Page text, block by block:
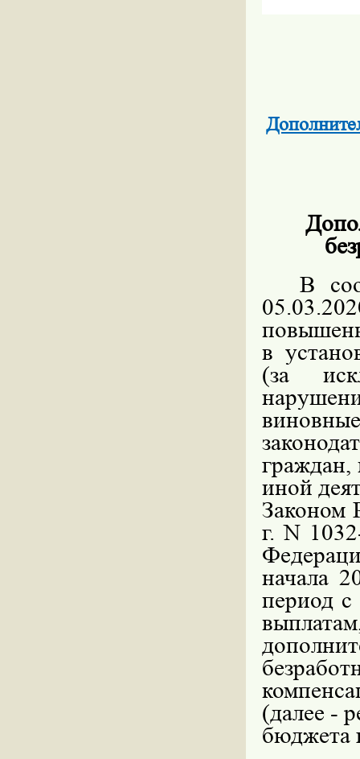
В
в
(за
иной
Законом
г. N
начала
период с
(далее -
бюджета